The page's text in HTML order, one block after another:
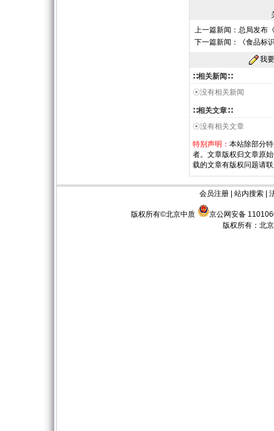
上一篇新闻： 总局发布
下一篇新闻：
《食品标
我
∷相关新闻∷
☉没有相关新闻
∷相关文章∷
☉没有相关文章
特别声明： 本站除部分
者。文章版权归文章原
载的文章有版权问题请
会员注册 |站内搜索 |
版权所有©北京中质
京公网安备
版权所有： 北